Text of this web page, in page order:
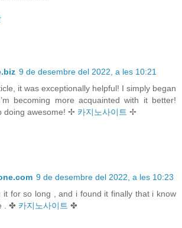
9 de desembre del 2022, a les 10:21
it was exceptionally helpful! I simply began
becoming more acquainted with it better!
doing awesome! ✢ 카지노사이트 ✢
9 de desembre del 2022, a les 10:23
it for so long , and i found it finally that i know
. ✤ 카지노사이트 ✤